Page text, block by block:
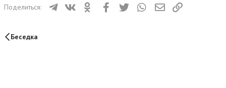
Поделиться: ТелеграмВКонтактеОдноклассники
FacebookTwitter WhatsAppЭлектронная почта
Беседка